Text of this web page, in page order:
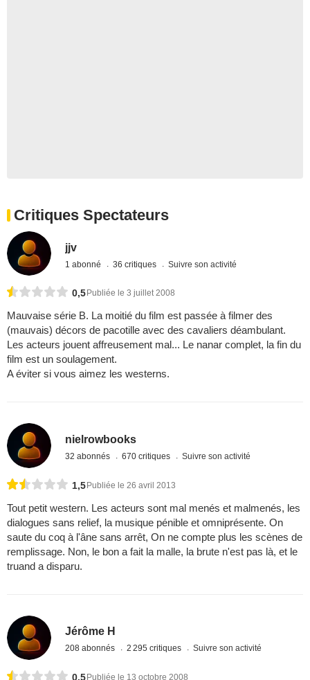
Critiques Spectateurs
jjv
1 abonné 36 critiques Suivre son activité
0,5 Publiée le 3 juillet 2008
Mauvaise série B. La moitié du film est passée à filmer des
(mauvais) décors de pacotille avec des cavaliers déambulant.
Les acteurs jouent affreusement mal... Le nanar complet, la fin du
film est un soulagement.
A éviter si vous aimez les westerns.
nielrowbooks
32 abonnés 670 critiques Suivre son activité
1,5Publiée le 26 avril 2013
Tout petit western. Les acteurs sont mal menés et malmenés, les
dialogues sans relief, la musique pénible et omniprésente. On
saute du coq à l'âne sans arrêt, On ne compte plus les scènes de
remplissage. Non, le bon a fait la malle, la brute n'est pas là, et le
truand a disparu.
Jérôme H
208 abonnés 2 295 critiques Suivre son activité
0,5Publiée le 13 octobre 2008